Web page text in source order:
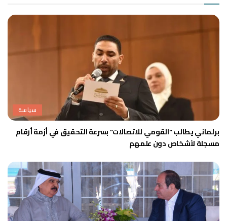
سياسة
برلماني يطالب “القومي للاتصالات” بسرعة التحقيق في أزمة أرقام
مسجلة لأشخاص دون علمهم